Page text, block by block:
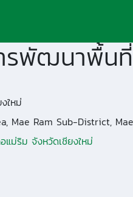
ใหม่
Mae Ram Sub-District,
ม่ริม จังหวัดเชียงใหม่